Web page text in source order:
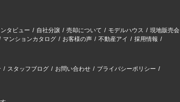
タビュー 自社分譲 売却について モデルハウス
現地販売会
マンションカタログ お客様の声 不動産アイ 採用情報
スタッフブログ お問い合わせ プライバシーポリシー